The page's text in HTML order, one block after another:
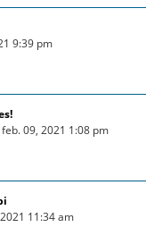
9:39 pm
09, 2021 1:08 pm
11:34 am